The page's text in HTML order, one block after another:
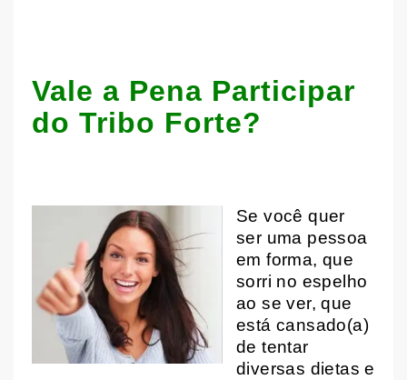
Vale a Pena Participar
do Tribo Forte?
Se você quer
ser uma pessoa
em forma, que
sorri no espelho
ao se ver, que
está cansado(a)
de tentar
diversas dietas e